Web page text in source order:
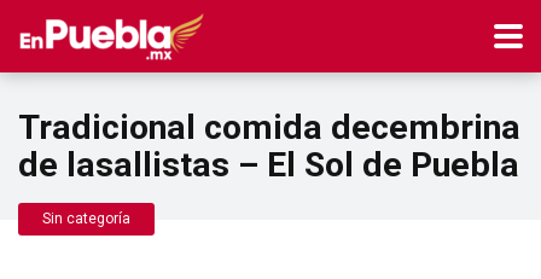
Tradicional comida decembrina
de lasallistas – El Sol de Puebla
Sin categoría